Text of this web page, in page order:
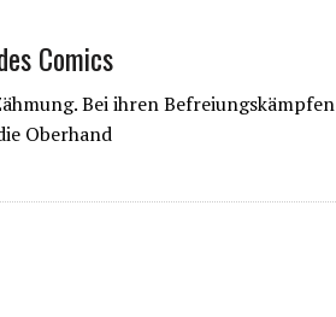
Comics
Bei ihren Befreiungskämpfen
Oberhand